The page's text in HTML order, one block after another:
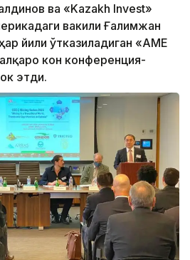
ва «Kazakh Invest»
вакили Ғалимжан
йили ўтказиладиган «AME
кон конференция-
этди.